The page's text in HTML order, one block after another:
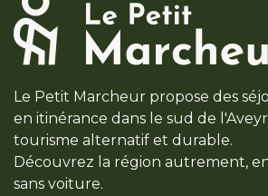
Le Petit Marcheur propose des
en itinérance dans le sud de
tourisme alternatif et durable.
Découvrez la région autrement,
sans voiture.